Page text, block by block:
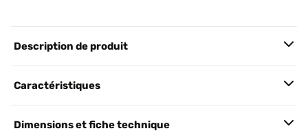
Description de produit
Caractéristiques
Dimensions et fiche technique